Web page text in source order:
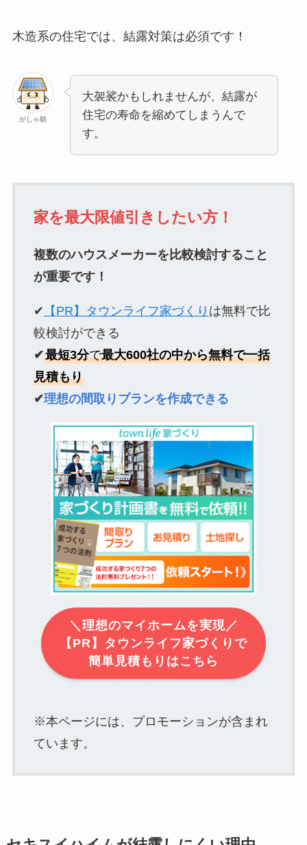
木造系の住宅では、結露対策は必須です！
がしゃ助
大袈裟かもしれませんが、結露が
住宅の寿命を縮めてしまうんで
す。
家を最大限値引きしたい方！
複数のハウスメーカーを比較検討すること
が重要です！
✔ 【PR】タウンライフ家づくり は無料で比
較検討ができる
✔最短3分で最大600社の中から無料で一括
見積もり
✔理想の間取りプランを作成できる
＼理想のマイホームを実現／
【PR】タウンライフ家づくりで
簡単見積もりはこちら
※本ページには、プロモーションが含まれ
ています。